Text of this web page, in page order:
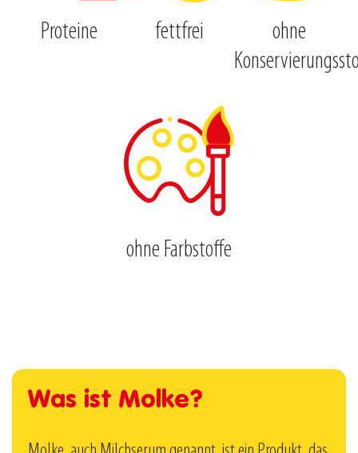
Proteine fettfrei
ohne
ohne Farbstoffe
Was ist Molke?